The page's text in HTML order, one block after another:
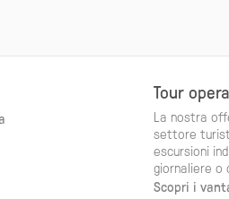
Tour
La nostra
settore
escursioni
giornaliere o
Scopri i